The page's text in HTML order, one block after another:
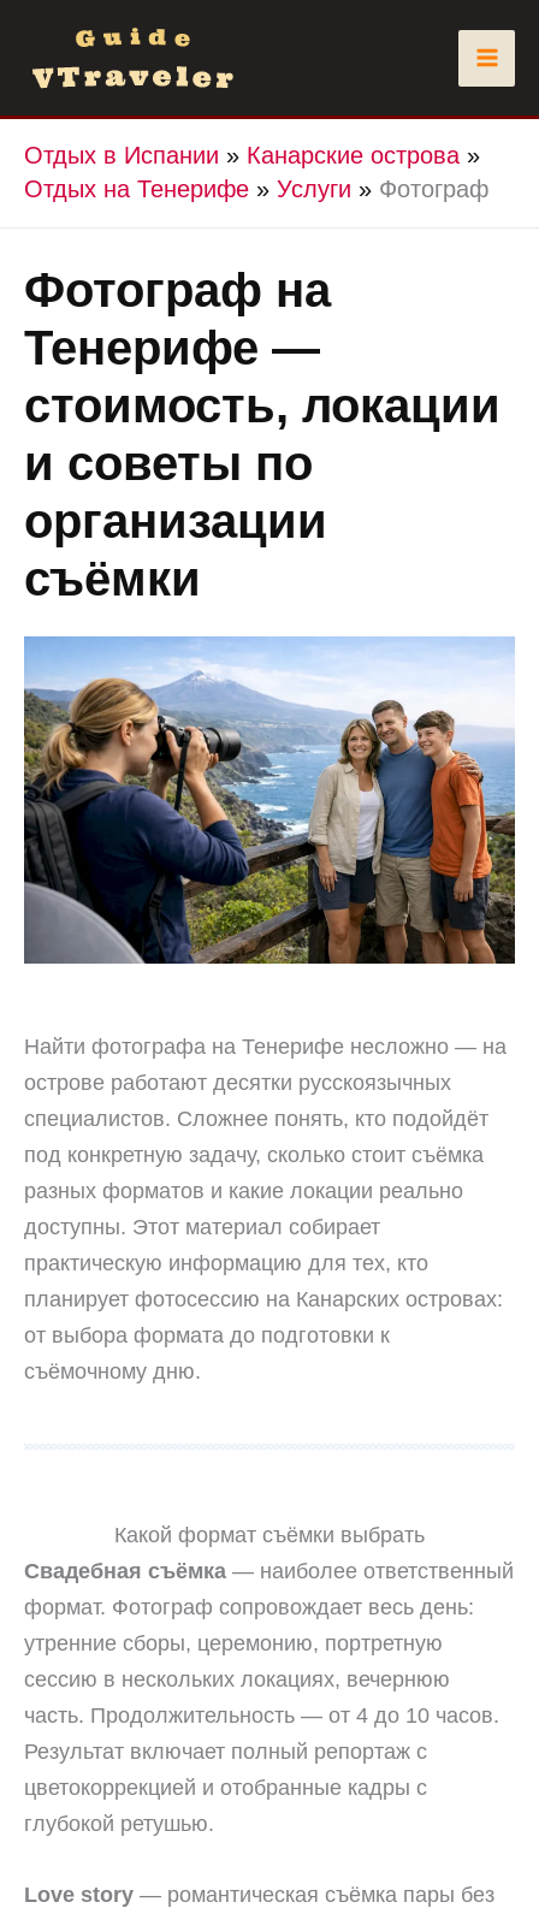
содержимому
Отдых в Испании » Канарские острова »
Отдых на Тенерифе » Услуги » Фотограф
Фотограф на
Тенерифе —
стоимость, локации
и советы по
организации
съёмки
Найти фотографа на Тенерифе несложно — на
острове работают десятки русскоязычных
специалистов. Сложнее понять, кто подойдёт
под конкретную задачу, сколько стоит съёмка
разных форматов и какие локации реально
доступны. Этот материал собирает
практическую информацию для тех, кто
планирует фотосессию на Канарских островах:
от выбора формата до подготовки к
съёмочному дню.
Какой формат съёмки выбрать
Свадебная съёмка — наиболее ответственный
формат. Фотограф сопровождает весь день:
утренние сборы, церемонию, портретную
сессию в нескольких локациях, вечернюю
часть. Продолжительность — от 4 до 10 часов.
Результат включает полный репортаж с
цветокоррекцией и отобранные кадры с
глубокой ретушью.
Love story — романтическая съёмка пары без